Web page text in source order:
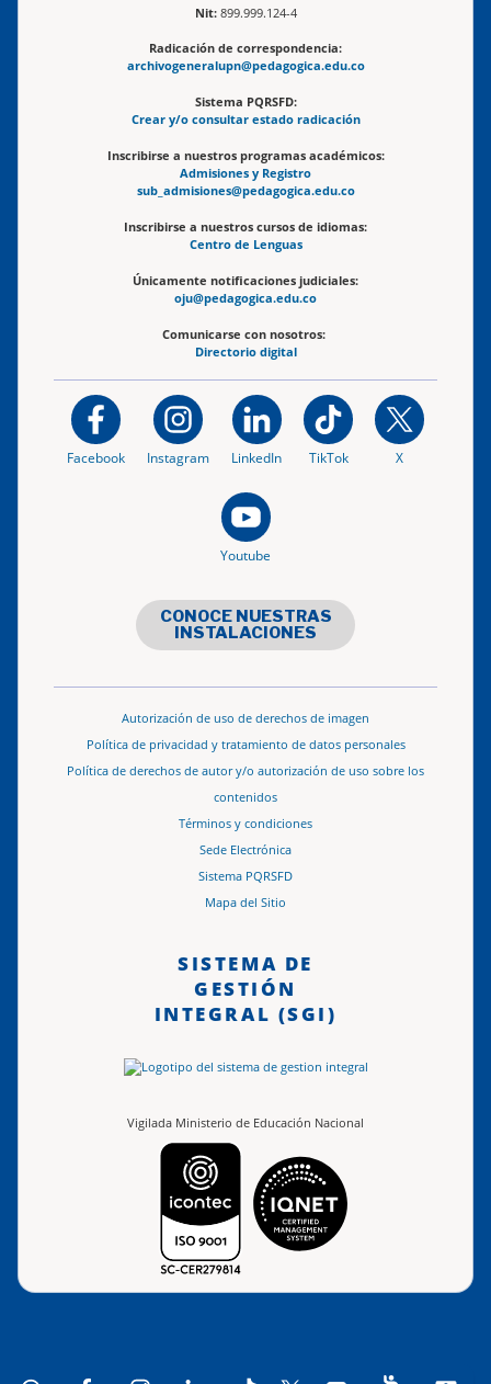
Nit:899.999.124-4
Radicación de correspondencia:
archivogeneralupn@pedagogica.edu.co
Sistema PQRSFD:
Crear y/o consultar estado radicación
Inscribirse a nuestros programas académicos:
Admisiones y Registro
sub_admisiones@pedagogica.edu.co
Inscribirse a nuestros cursos de idiomas:
Centro de Lenguas
Únicamente notificaciones judiciales:
oju@pedagogica.edu.co
Comunicarse con nosotros:
Directorio digital
Facebook Instagram LinkedIn TikTok X
Youtube
CONOCE NUESTRAS
INSTALACIONES
Autorización de uso de derechos de imagen
Política de privacidad y tratamiento de datos personales
Política de derechos de autor y/o autorización de uso sobre los
contenidos
Términos y condiciones
Sede Electrónica
Sistema PQRSFD
Mapa del Sitio
SISTEMA DE
GESTIÓN
INTEGRAL (SGI)
Vigilada Ministerio de Educación Nacional